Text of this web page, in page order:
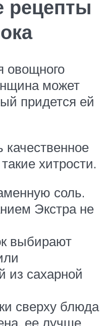
рецепты
овощного
может
придется ей
качественное
хитрости.
соль.
Экстра не
выбирают
из сахарной
сверху блюда
ее лучше